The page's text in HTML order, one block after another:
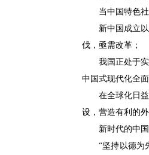
当中国特色
新中国成立
伐，亟需改革；
我国正处于
中国式现代化全
在全球化日
设，营造有利的外
新时代的中
“坚持以德为